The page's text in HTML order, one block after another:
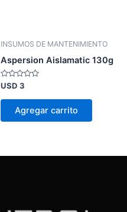
INSUMOS DE MANTENIMIENTO
Aspersion Aislamatic 130g
Valorado
en
0
USD 3
Agregar carrito